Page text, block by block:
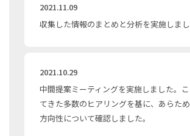
2021.11.09
収集した情報のまとめと分析を実施しまし
2021.10.29
中間提案ミーティングを実施しました。
てきた多数のヒアリングを基に、あらた
方向性について確認しました。